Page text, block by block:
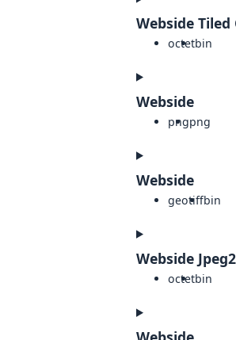
Webside Tiled
octetbin
Webside
pngpng
Webside
geotiffbin
Webside
octetbin